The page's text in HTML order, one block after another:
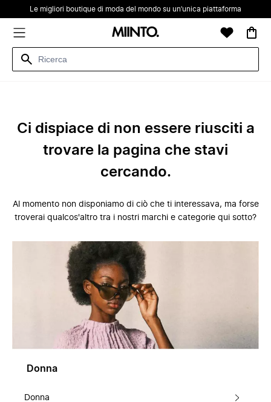
Le migliori boutique di moda del mondo su un’unica piattaforma
Ci dispiace di non essere riusciti a
trovare la pagina che stavi
cercando.
Al momento non disponiamo di ciò che ti interessava, ma forse
troverai qualcos'altro tra i nostri marchi e categorie qui sotto?
Donna
Donna